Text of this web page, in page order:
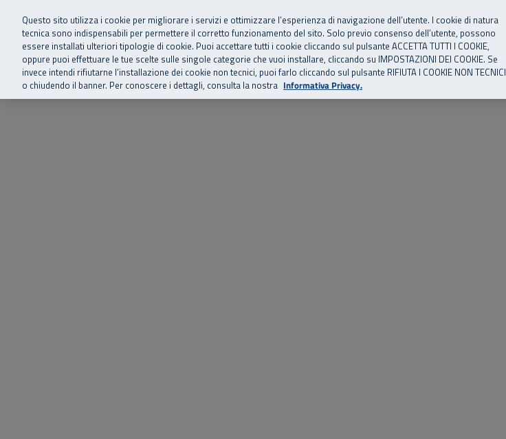
Vai al menu principale
Vai al contenuto principale
Vai al Footer
SuperAbile - il Contact Center Inail per il mondo della disabilità
Home Chi siamo Storie, news ed eventi Risorse utili Supporto
Questo sito utilizza i cookie per migliorare i servizi e ottimizzare l’esperienza di navigazione dell’utente. I cookie di natura
tecnica sono indispensabili per permettere il corretto funzionamento del sito. Solo previo consenso dell’utente, possono
essere installati ulteriori tipologie di cookie. Puoi accettare tutti i cookie cliccando sul pulsante ACCETTA TUTTI I COOKIE,
oppure puoi effettuare le tue scelte sulle singole categorie che vuoi installare, cliccando su IMPOSTAZIONI DEI COOKIE. Se
invece intendi rifiutarne l’installazione dei cookie non tecnici, puoi farlo cliccando sul pulsante RIFIUTA I COOKIE NON TECNICI
o chiudendo il banner. Per conoscere i dettagli, consulta la nostra Informativa Privacy.